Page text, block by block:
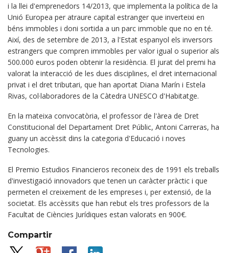
i la llei d'emprenedors 14/2013, que implementa la política de la
Unió Europea per atraure capital estranger que inverteixi en
béns immobles i doni sortida a un parc immoble que no en té.
Així, des de setembre de 2013, a l'Estat espanyol els inversors
estrangers que compren immobles per valor igual o superior als
500.000 euros poden obtenir la residència. El jurat del premi ha
valorat la interacció de les dues disciplines, el dret internacional
privat i el dret tributari, que han aportat Diana Marín i Estela
Rivas, col·laboradores de la Càtedra UNESCO d'Habitatge.
En la mateixa convocatòria, el professor de l'àrea de Dret
Constitucional del Departament Dret Públic, Antoni Carreras, ha
guany un accèssit dins la categoria d'Educació i noves
Tecnologies.
El Premio Estudios Financieros reconeix des de 1991 els treballs
d'investigació innovadors que tenen un caràcter pràctic i que
permeten el creixement de les empreses i, per extensió, de la
societat. Els accèssits que han rebut els tres professors de la
Facultat de Ciències Jurídiques estan valorats en 900€.
Compartir